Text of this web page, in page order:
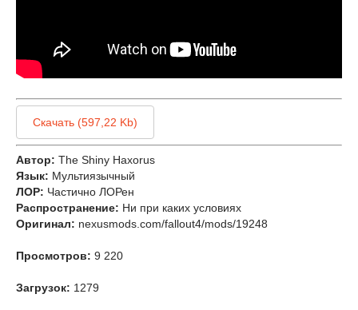
Скачать (597,22 Kb)
Автор: The Shiny Haxorus
Язык: Мультиязычный
ЛОР: Частично ЛОРен
Распространение: Ни при каких условиях
Оригинал: nexusmods.com/fallout4/mods/19248
Просмотров: 9 220
Загрузок: 1279